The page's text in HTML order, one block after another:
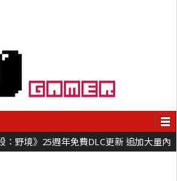
：野境》25週年免費DLC更新 追加大量內
折扣